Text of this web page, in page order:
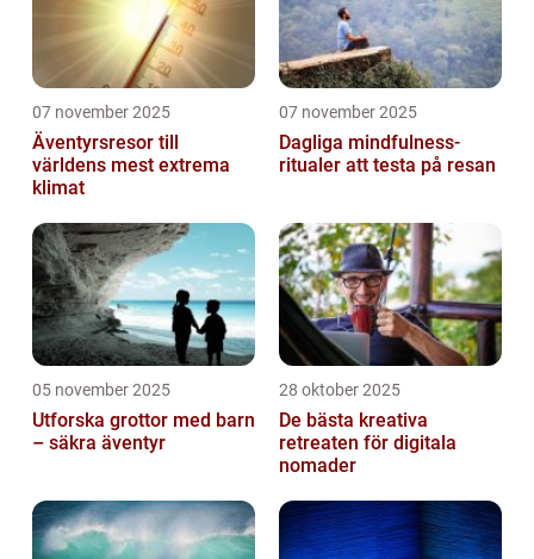
07 november 2025
Äventyrsresor till
världens mest extrema
klimat
07 november 2025
Dagliga mindfulness-
ritualer att testa på resan
05 november 2025
Utforska grottor med barn
– säkra äventyr
28 oktober 2025
De bästa kreativa
retreaten för digitala
nomader